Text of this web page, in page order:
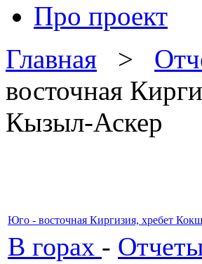
Про проект
Главная >
восточная
Кызыл-Аскер
Юго - восточная Киргизия, хребет
В горах -